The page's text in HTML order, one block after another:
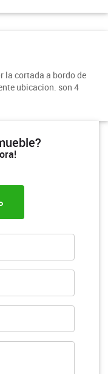
la cortada a bordo de
ubicacion. son 4